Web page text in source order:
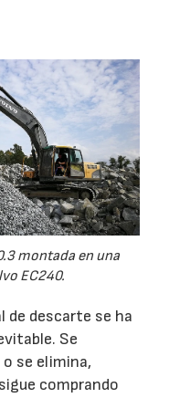
montada en una
EC240.
de descarte se ha
Se
se elimina,
comprando